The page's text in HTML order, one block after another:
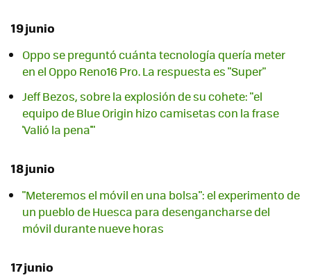
19 junio
Oppo se preguntó cuánta tecnología quería meter
en el Oppo Reno16 Pro. La respuesta es "Super"
Jeff Bezos, sobre la explosión de su cohete: "el
equipo de Blue Origin hizo camisetas con la frase
'Valió la pena'"
18 junio
"Meteremos el móvil en una bolsa": el experimento de
un pueblo de Huesca para desengancharse del
móvil durante nueve horas
17 junio